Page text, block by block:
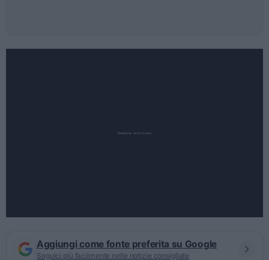
Aggiungi come fonte preferita su Google
Seguici più facilmente nelle notizie consigliate